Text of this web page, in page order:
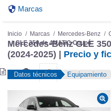
Marcas
Inicio Marcas Mercedes-Benz
GLE 350 de 4MATIC Coupé
Mercedes-Benz GLE
(2024-2025) | Precio y
Datos técnicos Equipamiento